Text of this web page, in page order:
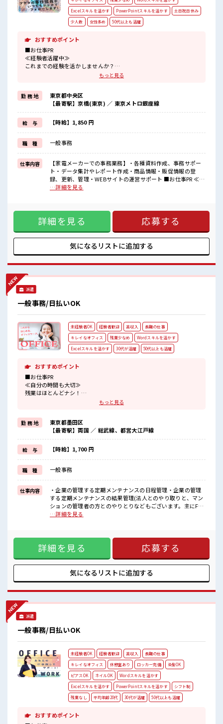
Excelスキルを活かす
PowerPointスキルを活かす
土日祝日休み
少人数
女性多め 50代以上も活躍
おすすめポイント
■お仕事PR
≪経験者活躍中≫
これまでの経験を活かしませんか？
≪女性も活躍できる職場≫
もちろん男性の応募も歓迎です！
≪プライベートが充実する≫
場合によってはお願いすることもありますが、
残業はほとんどナシ！
≪土日祝休のお仕事≫
家族や友人と一緒にプライベート満喫！
≪自分に合った期間で働ける≫
福利厚生が整った派遣のお仕事です！
■職場の雰囲気
女性が多い職場ですが男女は問いません！
応募お待ちしております！
もっと見る
勤 務 地
東京都中央区
【最寄駅】京橋(東京) ／ 東京メトロ銀座線
給 与 【時給】1,850 円
職 種 一般事務
仕事内容
【家電メーカーでの事務業務】・各種資料作成、事務サポー
ト・データ集計やレポート作成・商品情報・販促情報の登
録、更新、管理・WEBサイトの運営サポート ■お仕事PR ≪経
験者活躍中≫ これまでの経験を活かしませんか？ ブランクが
プライベートが充実する≫ 場合によってはお願いすることも
ありますが、 残業はほとんどナシ！ ≪土日祝休のお仕事≫ 家
族や友人と一緒にプライベート満喫！ ≪自分に合った期間で
働ける≫ 福利厚生が整った派遣のお仕事です！ ■職場の雰囲
気 女性が多い職場ですが男女は問いません！ 応募お待ちして
おります！ 少人数の職場だから一緒に働く仲間との距離もグ
…詳細を見る
詳細を見る 応募する
気になるリストに追加する
派遣
一般事務/日払いOK
未経験者OK 経験者歓迎 高収入
長期の仕事
キレイなオフィス
残業少なめ
Wordスキルを活かす
Excelスキルを活かす
30代が活躍 50代以上も活躍
おすすめポイント
■お仕事PR
≪自分の時間も大切≫
残業はほとんどナシ！
場合によってはお願いすることもあります♪
新しいことにチャレンジするのは不安だけど、
しっかり働く環境が整っています！
イチからスキルUP・ステップUP目指していきましょう！
≪自分に合った期間で働ける≫
福利厚生が整った派遣のお仕事です！
■職場の雰囲気
残業はほとんどなし！
プライベートも謳歌できる☆
高収入もバッチリ目指せますよ！
サポートもバッチリだから未経験からでも安心してスタートできま
もっと見る
勤 務 地
東京都墨田区
【最寄駅】両国 ／ 総武線、都営大江戸線
給 与 【時給】1,700 円
職 種 一般事務
仕事内容
・企業の管理する定期メンテナンスの日程管理・企業の管理
する定期メンテナンスの結果管理(法人とのやり取りと、マン
ションの管理者の方とのやりとりなどもございます。主にFAX
とメールでのやり取りです。)・企業が発注する外注業務の発
ら行って頂く業務もあります。) ■お仕事PR ≪自分の時間も
大切≫ 残業はほとんどナシ！ 場合によってはお願いすること
もあります♪ ≪未経験OKの仕事≫ 新しいことにチャレンジ
するのは不安だけど、 しっかり働く環境が整っています！ イ
チからスキルUP・ステップUP目指していきましょう！ ≪自
分に合った期間で働ける≫ 福利厚生が整った派遣のお仕事で
歌できる☆ 高収入もバッチリ目指せますよ！ サポートもバッ
チリだから未経験からでも安心してスタートできますよ！
…詳細を見る
詳細を見る 応募する
気になるリストに追加する
派遣
一般事務/日払いOK
未経験者OK 経験者歓迎 高収入
長期の仕事
キレイなオフィス
休憩室あり ロッカー完備
染髪OK
ピアスOK
ネイルOK
Wordスキルを活かす
Excelスキルを活かす
PowerPointスキルを活かす
シフト制
残業なし
平均年齢20代 30代が活躍 50代以上も活躍
おすすめポイント